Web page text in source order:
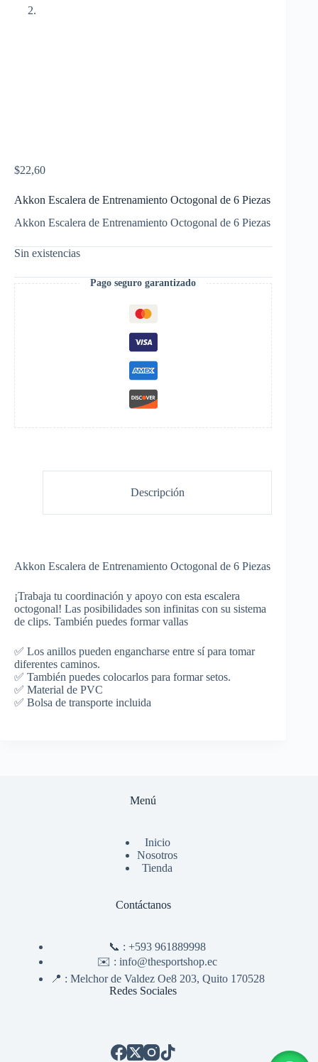
$22,60
Akkon Escalera de Entrenamiento Octogonal de 6 Piezas
Akkon Escalera de Entrenamiento Octogonal de 6 Piezas
Sin existencias
Pago seguro garantizado
Descripción
Akkon Escalera de Entrenamiento Octogonal de 6 Piezas
¡Trabaja tu coordinación y apoyo con esta escalera
octogonal! Las posibilidades son infinitas con su sistema
de clips. También puedes formar vallas
✅ Los anillos pueden engancharse entre sí para tomar
diferentes caminos.
✅ También puedes colocarlos para formar setos.
✅ Material de PVC
✅ Bolsa de transporte incluida
Menú
Inicio
Nosotros
Tienda
Contáctanos
📞 :+593 961889998
✉️ :info@thesportshop.ec
📍 : Melchor de Valdez Oe8 203, Quito 170528
Redes Sociales